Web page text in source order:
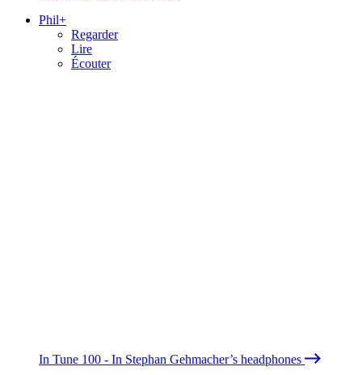
Phil+
Regarder
Lire
Écouter
In Tune 100 - In Stephan Gehmacher’s headphones